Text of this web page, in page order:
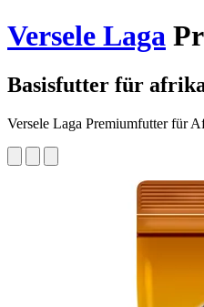
Versele Laga
Basisfutter für
Versele Laga Premiumfutter für